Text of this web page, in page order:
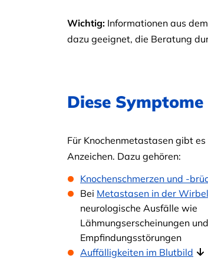
Wichtig: Informationen aus
dazu geeignet, die Beratung
Diese
Für Knochenmetastasen gibt
Anzeichen. Dazu gehören:
Knochenschmerzen und -
Bei Metastasen in der
neurologische Ausfälle wie
Lähmungserscheinungen und
Empfindungsstörungen
Auffälligkeiten im Blutbild